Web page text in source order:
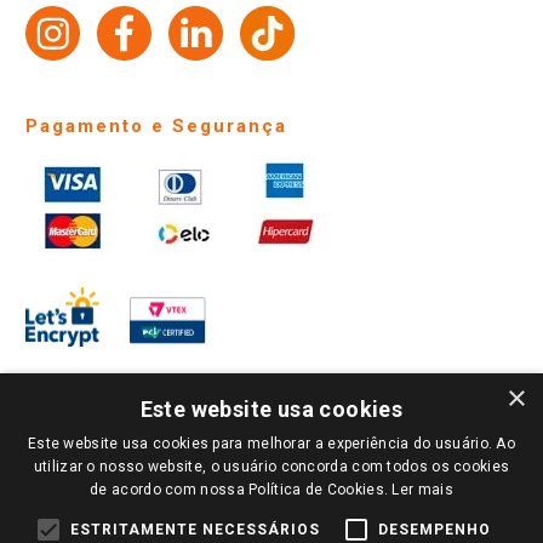
Identidade Visual
Pagamento e Segurança
PARA VER OS PREÇOS DA SUA REGIÃO, FAÇA LOGIN E SELECIONE A LOJA DE
SUA PREFERÊNCIA. SOMENTE APÓS O LOGIN, OS PREÇOS DA SUA REGIÃO OU
LOJA SERÃO CARREGADOS.
TODOS OS PREÇOS E CONDIÇÕES COMERCIAIS DESTE SITE SÃO VÁLIDOS APENAS
PARA COMPRAS REALIZADAS NO GIASSI.COM.BR E NA LOJA SELECIONADA
×
Este website usa cookies
Este website usa cookies para melhorar a experiência do usuário. Ao
utilizar o nosso website, o usuário concorda com todos os cookies
de acordo com nossa Política de Cookies. Ler mais
ESTRITAMENTE NECESSÁRIOS DESEMPENHO